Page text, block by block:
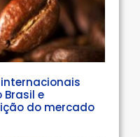
e
do mercado